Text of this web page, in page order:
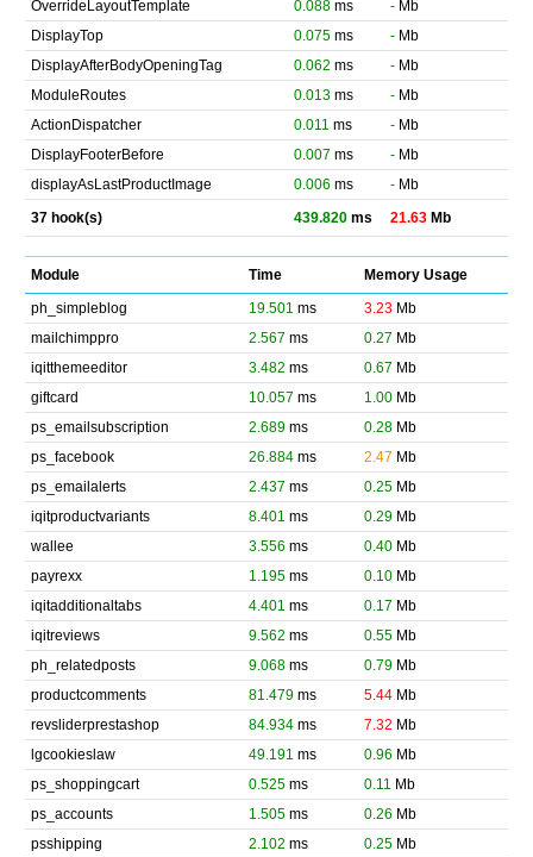
OverrideLayoutTemplate
0.088ms -Mb
DisplayTop
0.075ms -Mb
DisplayAfterBodyOpeningTag
0.062 ms -Mb
ModuleRoutes
0.013ms -Mb
ActionDispatcher
0.011 ms -Mb
DisplayFooterBefore
0.007 ms -Mb
displayAsLastProductImage
0.006 ms -Mb
37 hook(s)
439.820ms 21.63Mb
Module Time
Memory Usage
ph_simpleblog
19.501 ms 3.23Mb
mailchimppro
2.567 ms 0.27 Mb
iqitthemeeditor
3.482 ms 0.67 Mb
giftcard
10.057 ms 1.00Mb
ps_emailsubscription
2.689ms 0.28Mb
ps_facebook
26.884ms 2.47 Mb
ps_emailalerts
2.437 ms 0.25Mb
iqitproductvariants
8.401 ms 0.29Mb
wallee
3.556 ms 0.40Mb
payrexx
1.195ms 0.10Mb
iqitadditionaltabs
4.401 ms 0.17 Mb
iqitreviews
9.562 ms 0.55Mb
ph_relatedposts
9.068ms 0.79Mb
productcomments
81.479ms 5.44Mb
revsliderprestashop
84.934ms 7.32 Mb
lgcookieslaw
49.191 ms 0.96 Mb
ps_shoppingcart
0.525ms 0.11 Mb
ps_accounts
1.505ms 0.26 Mb
psshipping
2.102 ms 0.25Mb